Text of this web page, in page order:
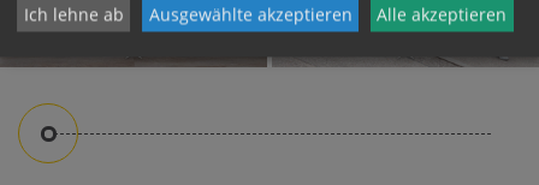
Ich lehne ab Ausgewählte akzeptieren Alle akzeptieren